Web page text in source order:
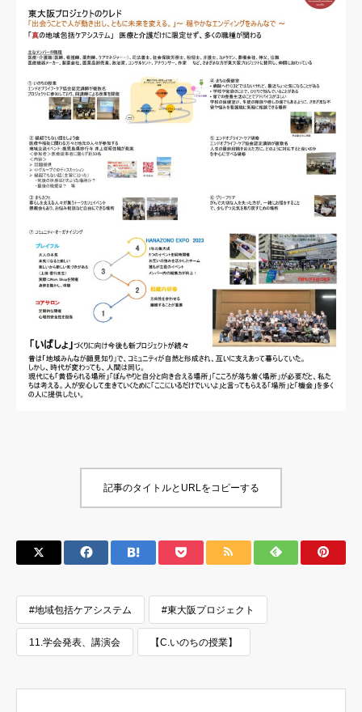
記事のタイトルとURLをコピーする
#地域包括ケアシステム #東大阪プロジェクト
11.学会発表、講演会 【C.いのちの授業】